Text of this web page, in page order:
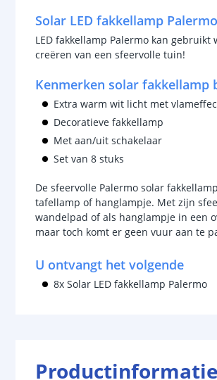
Solar LED fakkellamp
LED fakkellamp Palermo kan
creëren van een sfeervolle tuin!
Kenmerken solar fakkellamp
Extra warm wit licht met
Decoratieve fakkellamp
Met aan/uit schakelaar
Set van 8 stuks
De sfeervolle Palermo solar
tafellamp of hanglampje. Met zijn
wandelpad of als hanglampje in een
maar toch komt er geen vuur aan te
U ontvangt het volgende
8x Solar LED fakkellamp Palermo
Productinformatie